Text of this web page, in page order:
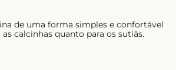
de uma forma simples e confortável
calcinhas quanto para os sutiãs.